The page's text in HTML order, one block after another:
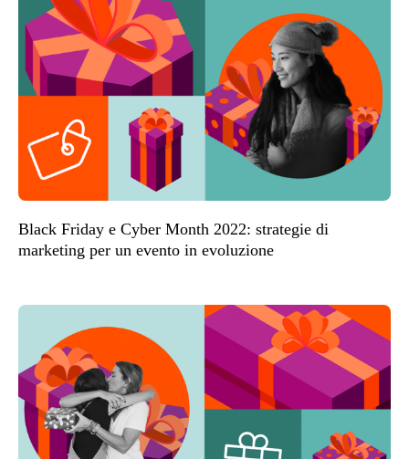
Black Friday e Cyber Month 2022: strategie di
marketing per un evento in evoluzione